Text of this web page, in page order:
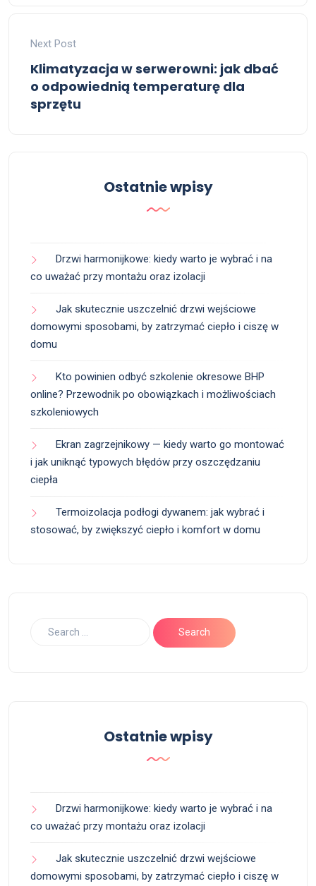
Next Post
Klimatyzacja w serwerowni: jak dbać
o odpowiednią temperaturę dla
sprzętu
Ostatnie wpisy
Drzwi harmonijkowe: kiedy warto je wybrać i na
co uważać przy montażu oraz izolacji
Jak skutecznie uszczelnić drzwi wejściowe
domowymi sposobami, by zatrzymać ciepło i ciszę w
domu
Kto powinien odbyć szkolenie okresowe BHP
online? Przewodnik po obowiązkach i możliwościach
szkoleniowych
Ekran zagrzejnikowy — kiedy warto go montować
i jak uniknąć typowych błędów przy oszczędzaniu
ciepła
Termoizolacja podłogi dywanem: jak wybrać i
stosować, by zwiększyć ciepło i komfort w domu
Ostatnie wpisy
Drzwi harmonijkowe: kiedy warto je wybrać i na
co uważać przy montażu oraz izolacji
Jak skutecznie uszczelnić drzwi wejściowe
domowymi sposobami, by zatrzymać ciepło i ciszę w